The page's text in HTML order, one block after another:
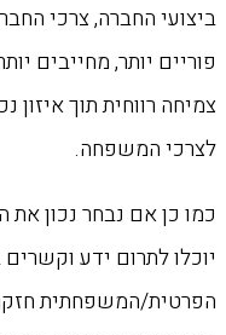
ביצועי החברה, צרכי
פוריים יותר, מחייבים
צמיחה רווחית תוך איזון
לצרכי המשפחה.
כמו כן אם נבחר נכון את
יוכלו לתרום ידע
הפרטית/המשפחתית